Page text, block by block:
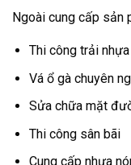
Ngoài cung cấp sản
Thi công trải
Vá ổ gà chuyên
Sửa chữa mặt
Thi công sân bãi
Cung cấp nhựa